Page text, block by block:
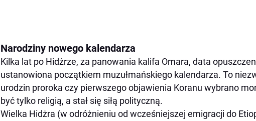
Narodziny nowego kalendarza
Kilka lat po Hidżrze, za panowania kalifa Omara, data
ustanowiona początkiem muzułmańskiego kalendarza. To
urodzin proroka czy pierwszego objawienia Koranu wybrano
być tylko religią, a stał się siłą polityczną.
Wielka Hidżra (w odróżnieniu od wcześniejszej emigracji do